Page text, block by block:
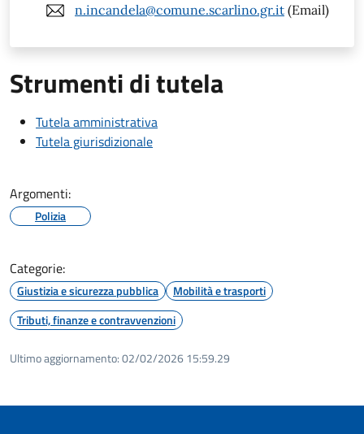
n.incandela@comune.scarlino.gr.it (Email)
Strumenti di tutela
Tutela amministrativa
Tutela giurisdizionale
Argomenti:
Polizia
Categorie:
Giustizia e sicurezza pubblica
Mobilità e trasporti
Tributi, finanze e contravvenzioni
Ultimo aggiornamento:02/02/2026 15:59.29